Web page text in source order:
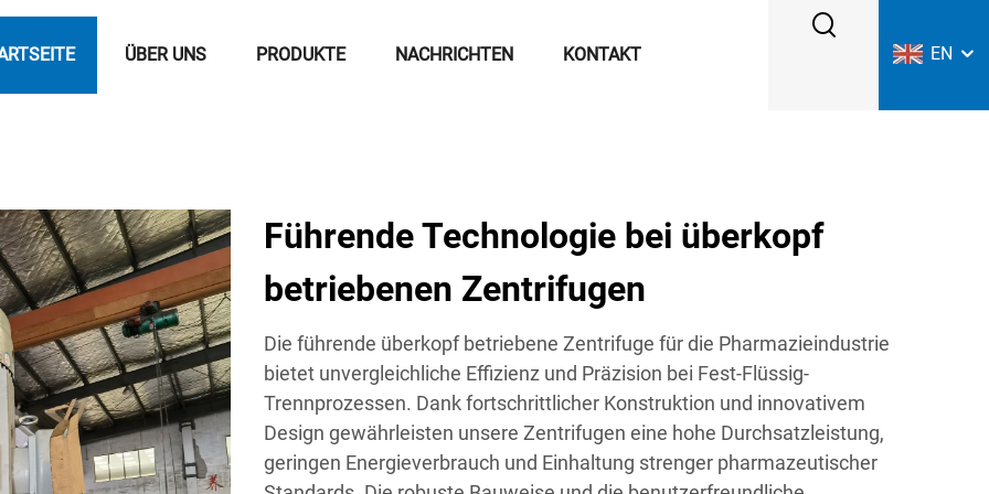
ÜBER UNS PRODUKTE NACHRICHTEN KONTAKT EN
Führende Technologie bei überkopf
betriebenen Zentrifugen
Die führende überkopf betriebene Zentrifuge für die Pharmazieindustrie
bietet unvergleichliche Effizienz und Präzision bei Fest-Flüssig-
Trennprozessen. Dank fortschrittlicher Konstruktion und innovativem
Design gewährleisten unsere Zentrifugen eine hohe Durchsatzleistung,
geringen Energieverbrauch und Einhaltung strenger pharmazeutischer